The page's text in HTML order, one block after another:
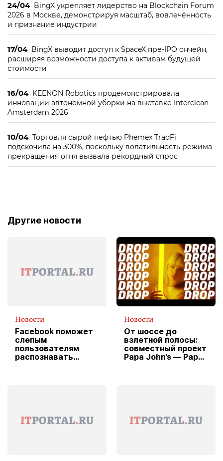
24/04 BingX укрепляет лидерство на Blockchain Forum
2026 в Москве, демонстрируя масштаб, вовлечённость
и признание индустрии
17/04 BingX выводит доступ к SpaceX пре-IPO ончейн,
расширяя возможности доступа к активам будущей
стоимости
16/04 KEENON Robotics продемонстрировала
инновации автономной уборки на выставке Interclean
Amsterdam 2026
10/04 Торговля сырой нефтью Phemex TradFi
подскочила на 300%, поскольку волатильность режима
прекращения огня вызвала рекордный спрос
Другие новости
Новости
Facebook поможет
слепым
пользователям
распознавать
Новости
От шоссе до
взлетной полосы:
совместный проект
Papa John’s — Papa
вводит